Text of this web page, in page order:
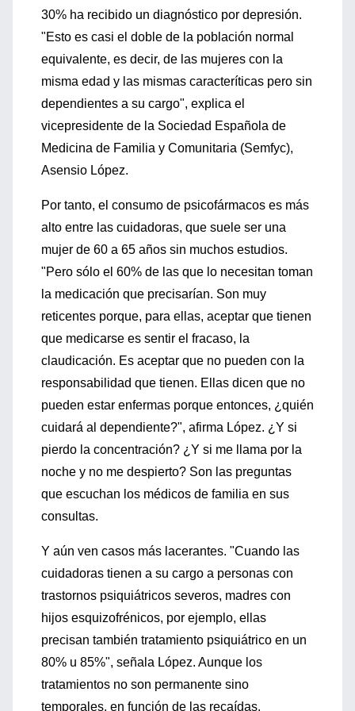
30% ha recibido un diagnóstico por depresión.
"Esto es casi el doble de la población normal
equivalente, es decir, de las mujeres con la
misma edad y las mismas caracteríticas pero sin
dependientes a su cargo", explica el
vicepresidente de la Sociedad Española de
Medicina de Familia y Comunitaria (Semfyc),
Asensio López.
Por tanto, el consumo de psicofármacos es más
alto entre las cuidadoras, que suele ser una
mujer de 60 a 65 años sin muchos estudios.
"Pero sólo el 60% de las que lo necesitan toman
la medicación que precisarían. Son muy
reticentes porque, para ellas, aceptar que tienen
que medicarse es sentir el fracaso, la
claudicación. Es aceptar que no pueden con la
responsabilidad que tienen. Ellas dicen que no
pueden estar enfermas porque entonces, ¿quién
cuidará al dependiente?", afirma López. ¿Y si
pierdo la concentración? ¿Y si me llama por la
noche y no me despierto? Son las preguntas
que escuchan los médicos de familia en sus
consultas.
Y aún ven casos más lacerantes. "Cuando las
cuidadoras tienen a su cargo a personas con
trastornos psiquiátricos severos, madres con
hijos esquizofrénicos, por ejemplo, ellas
precisan también tratamiento psiquiátrico en un
80% u 85%", señala López. Aunque los
tratamientos no son permanente sino
temporales, en función de las recaídas.